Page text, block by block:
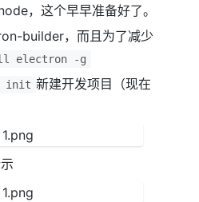
，这个早早准备好了。
builder，而且为了减少
electron -g
init 新建开发项目（现在